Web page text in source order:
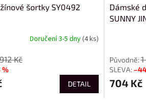
šortky SY0492
Doručení 3-5 dny(4 ks)
Kč
%
DETAIL
Dámské
SUNNY
704 Kč